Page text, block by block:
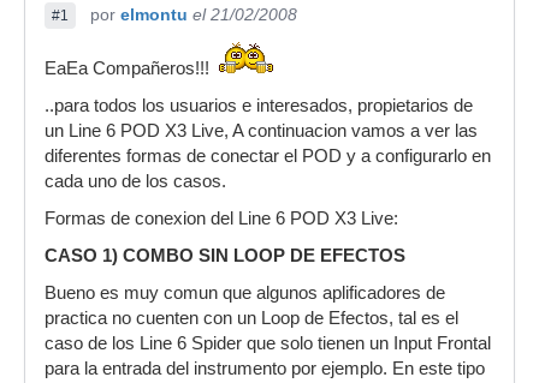
#1 por elmontu el 21/02/2008
EaEa Compañeros!!!
..para todos los usuarios e interesados, propietarios de
un Line 6 POD X3 Live, A continuacion vamos a ver las
diferentes formas de conectar el POD y a configurarlo en
cada uno de los casos.
Formas de conexion del Line 6 POD X3 Live:
CASO 1) COMBO SIN LOOP DE EFECTOS
Bueno es muy comun que algunos aplificadores de
practica no cuenten con un Loop de Efectos, tal es el
caso de los Line 6 Spider que solo tienen un Input Frontal
para la entrada del instrumento por ejemplo. En este tipo